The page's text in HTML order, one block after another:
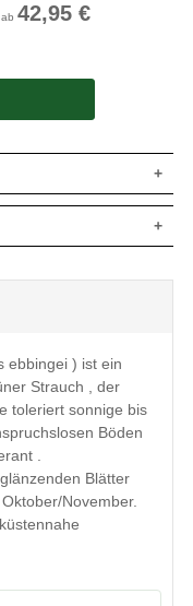
ab 42,95 €
Oktober/
sauren bis
in
ebbingei ) ist ein
Strauch , der
toleriert sonnige bis
Böden
.
Blätter
November.